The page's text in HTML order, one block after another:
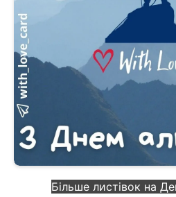
Більше листівок на